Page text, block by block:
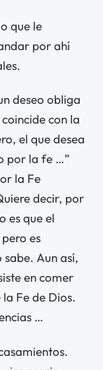
que le
por ahí
deseo obliga
con la
el que desea
por la fe …”
la Fe
decir, por
es que el
es
Aun así,
en comer
Fe de Dios.
…